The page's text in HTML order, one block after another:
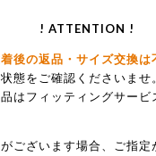
! ATTENTION !
後の返品・サイズ交換は
態をご確認くださいませ。
はフィッティングサービ
ございます場合、ご指定